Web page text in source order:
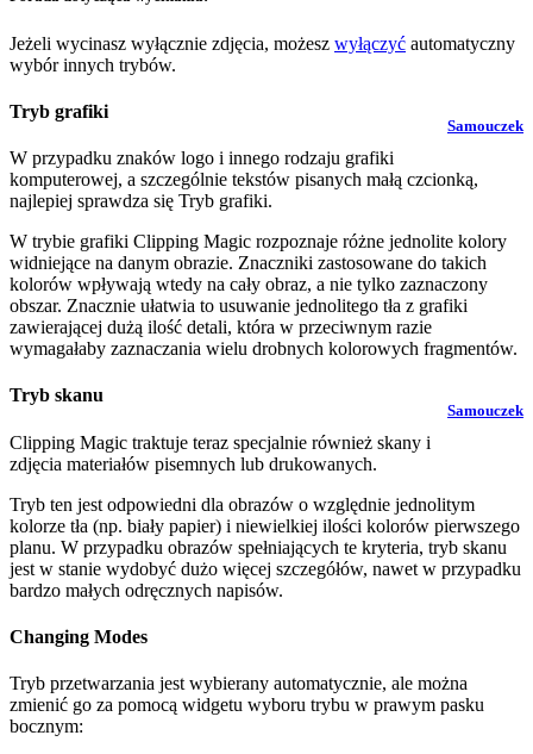
Jeżeli wycinasz wyłącznie zdjęcia, możesz wyłączyć automatyczny
wybór innych trybów.
Tryb grafiki
Samouczek
W przypadku znaków logo i innego rodzaju grafiki
komputerowej, a szczególnie tekstów pisanych małą czcionką,
najlepiej sprawdza się Tryb grafiki.
W trybie grafiki Clipping Magic rozpoznaje różne jednolite kolory
widniejące na danym obrazie. Znaczniki zastosowane do takich
kolorów wpływają wtedy na cały obraz, a nie tylko zaznaczony
obszar. Znacznie ułatwia to usuwanie jednolitego tła z grafiki
zawierającej dużą ilość detali, która w przeciwnym razie
wymagałaby zaznaczania wielu drobnych kolorowych fragmentów.
Tryb skanu
Samouczek
Clipping Magic traktuje teraz specjalnie również skany i
zdjęcia materiałów pisemnych lub drukowanych.
Tryb ten jest odpowiedni dla obrazów o względnie jednolitym
kolorze tła (np. biały papier) i niewielkiej ilości kolorów pierwszego
planu. W przypadku obrazów spełniających te kryteria, tryb skanu
jest w stanie wydobyć dużo więcej szczegółów, nawet w przypadku
bardzo małych odręcznych napisów.
Changing Modes
Tryb przetwarzania jest wybierany automatycznie, ale można
zmienić go za pomocą widgetu wyboru trybu w prawym pasku
bocznym: